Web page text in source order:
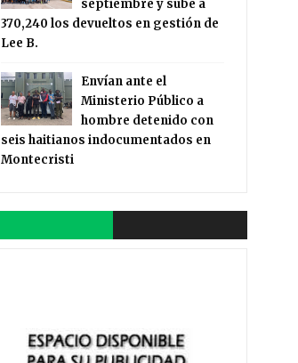
septiembre y sube a
370,240 los devueltos en gestión de
Lee B.
Envían ante el
Ministerio Público a
hombre detenido con
seis haitianos indocumentados en
Montecristi